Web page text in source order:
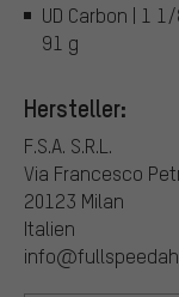
UD Carbon | 1
91 g
Hersteller:
F.S.A. S.R.L.
Via Francesco
20123 Milan
Italien